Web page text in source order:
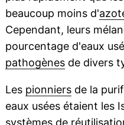
beaucoup moins d'
Cependant, leurs
pourcentage d'eaux
pathogènesde divers
Les pionniersde la
eaux usées étaient les
systèmes de